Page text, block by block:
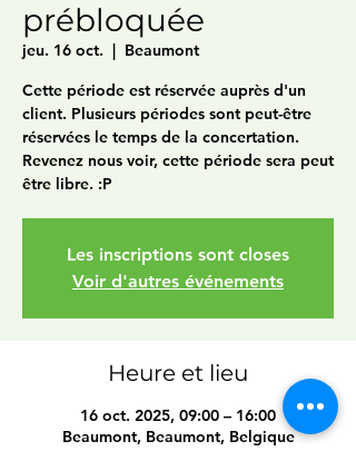
prébloquée
jeu. 16 oct.
  |
Beaumont
Cette période est réservée auprès d'un
client. Plusieurs périodes sont peut-être
réservées le temps de la concertation.
Revenez nous voir, cette période sera peut
être libre. :P
Les inscriptions sont closes
Voir d'autres événements
Heure et lieu
16 oct. 2025, 09:00 – 16:00
Beaumont, Beaumont, Belgique